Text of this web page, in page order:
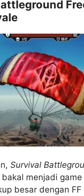
Survival
bakal menjadi
besar dengan FF